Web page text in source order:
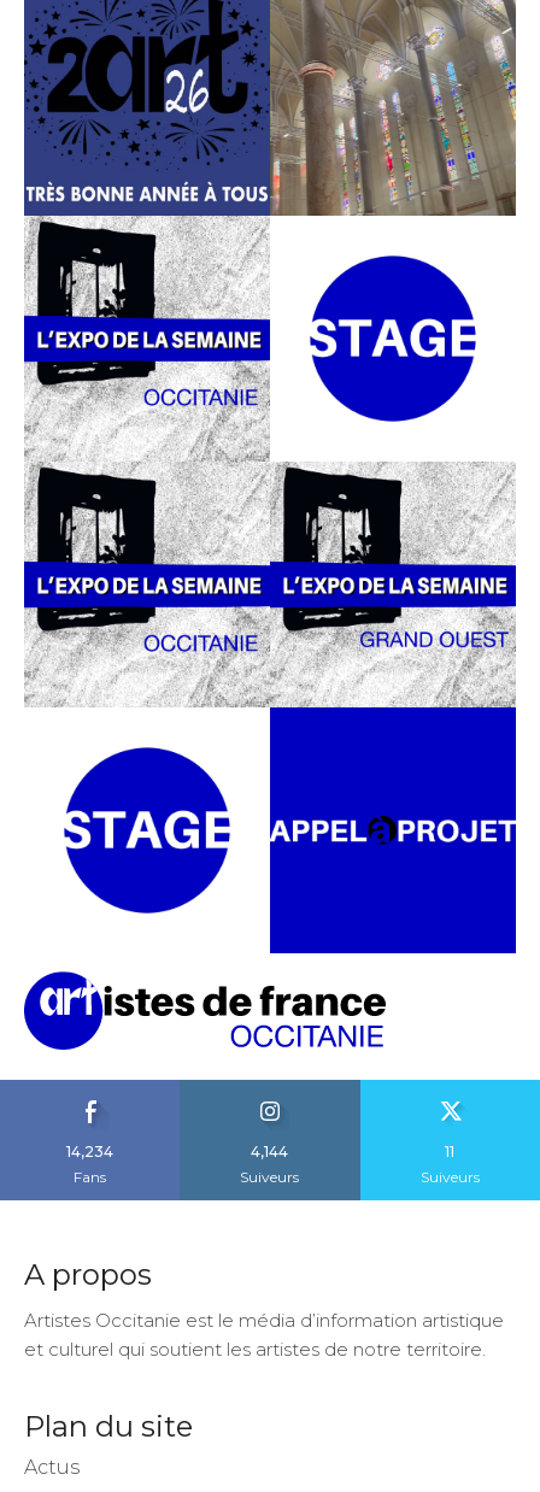
14,234
Fans
4,144
Suiveurs
11
Suiveurs
A propos
Artistes Occitanie est le média d’information artistique
et culturel qui soutient les artistes de notre territoire.
Plan du site
Actus